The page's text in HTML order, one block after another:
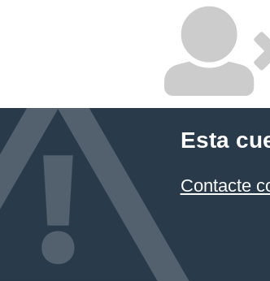
Esta
Contacte